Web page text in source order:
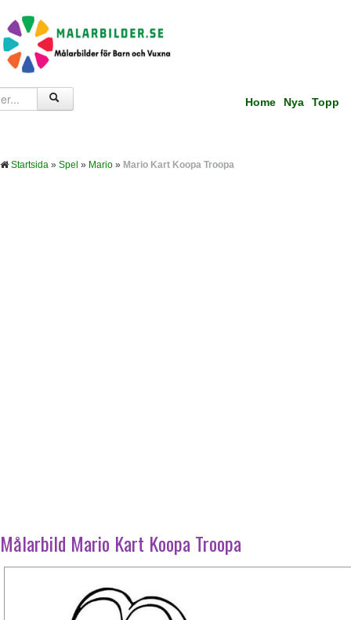
Home Nya Topp
Startsida » Spel » Mario » Mario Kart Koopa Troopa
Målarbild Mario Kart Koopa Troopa